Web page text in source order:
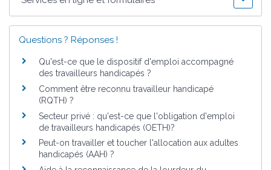
Questions ? Réponses !
Qu'est-ce que le dispositif d'emploi accompagné
des travailleurs handicapés ?
Comment être reconnu travailleur handicapé
(RQTH) ?
Secteur privé : qu'est-ce que l'obligation d'emploi
de travailleurs handicapés (OETH)?
Peut-on travailler et toucher l'allocation aux adultes
handicapés (AAH) ?